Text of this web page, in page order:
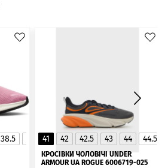
38.5 40 40.5
41
▲
41 42 42.5 43 44 44.5
КРОСІВКИ ЧОЛОВІЧІ UNDER
ARMOUR UA ROGUE 6006719-025